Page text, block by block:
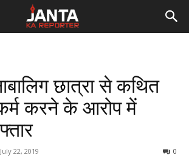
छात्रा से कथित
करने के आरोप में
July 22, 2019 0